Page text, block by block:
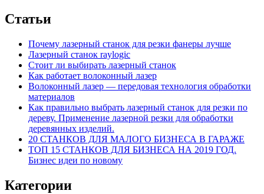
Статьи
Почему лазерный станок для резки фанеры лучше
Лазерный станок raylogic
Стоит ли выбирать лазерный станок
Как работает волоконный лазер
Волоконный лазер — передовая технология обработки
материалов
Как правильно выбрать лазерный станок для резки по
дереву. Применение лазерной резки для обработки
деревянных изделий.
20 СТАНКОВ ДЛЯ МАЛОГО БИЗНЕСА В ГАРАЖЕ
ТОП 15 СТАНКОВ ДЛЯ БИЗНЕСА НА 2019 ГОД.
Бизнес идеи по новому
Категории